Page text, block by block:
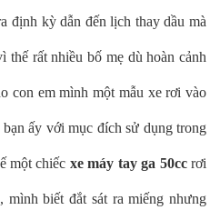
định kỳ dẫn đến lịch thay dầu mà
rất nhiều bố mẹ dù hoàn cảnh
con em mình một mẫu xe rơi vào
ấy với mục đích sử dụng trong
một chiếc xe máy tay ga 50ccrơi
, mình biết đắt sát ra miếng nhưng